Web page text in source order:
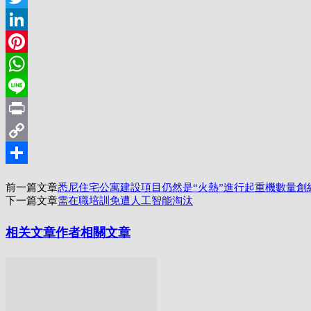
Twitter
LinkedIn
Pinterest
WhatsApp
Line
Print
Copy
享
前一篇文章悉尼住宅公寓建設項目仍然是“火熱”進行起重機數量創
下一篇文章需在職培訓免遭人工智能淘汰
相关文章作者相關文章